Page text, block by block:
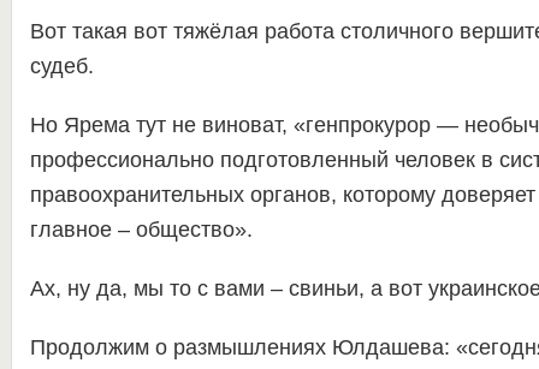
Вот такая вот тяжёлая работа столичного
судеб.
Но Ярема тут не виноват, «генпрокурор —
профессионально подготовленный человек в
правоохранительных органов, которому
главное – общество».
Ах, ну да, мы то с вами – свиньи, а вот
Продолжим о размышлениях Юлдашева: